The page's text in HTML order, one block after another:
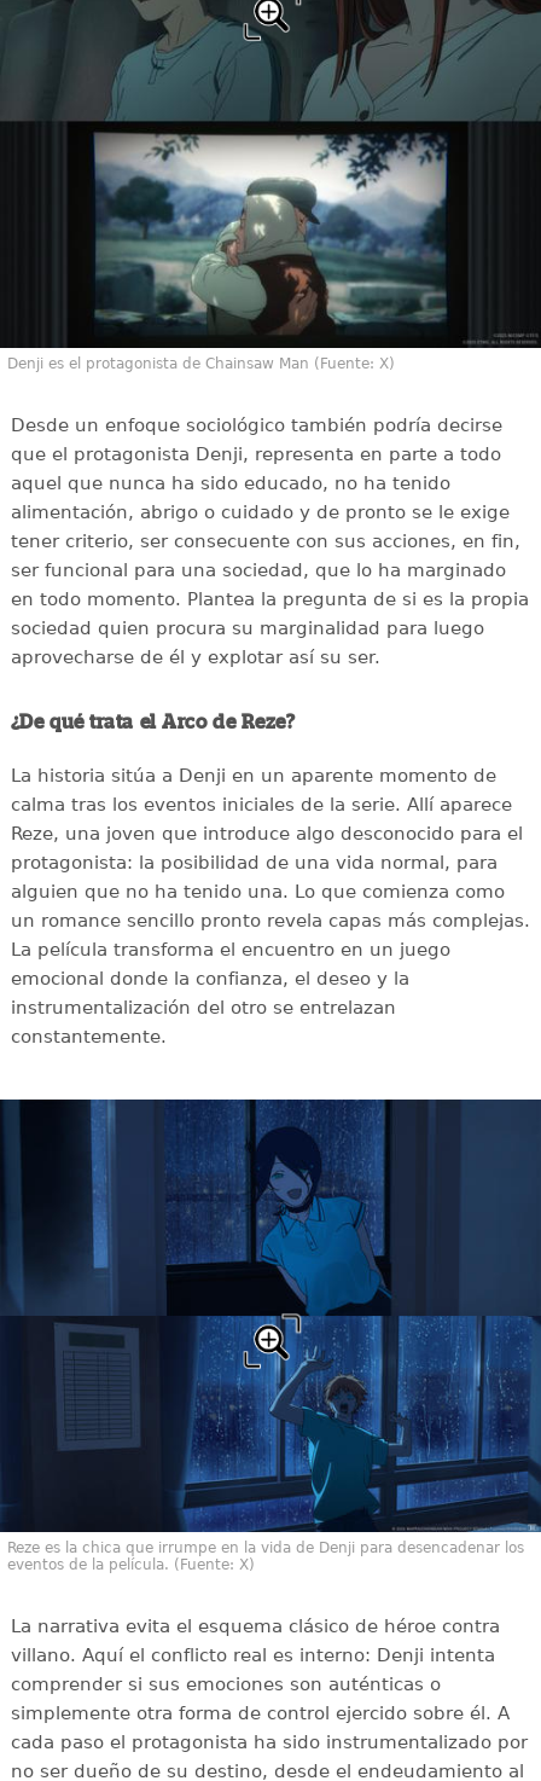
Denji es el protagonista de Chainsaw Man (Fuente: X)
Desde un enfoque sociológico también podría decirse
que el protagonista Denji, representa en parte a todo
aquel que nunca ha sido educado, no ha tenido
alimentación, abrigo o cuidado y de pronto se le exige
tener criterio, ser consecuente con sus acciones, en fin,
ser funcional para una sociedad, que lo ha marginado
en todo momento. Plantea la pregunta de si es la propia
sociedad quien procura su marginalidad para luego
aprovecharse de él y explotar así su ser.
¿De qué trata el Arco de Reze?
La historia sitúa a Denji en un aparente momento de
calma tras los eventos iniciales de la serie. Allí aparece
Reze, una joven que introduce algo desconocido para el
protagonista: la posibilidad de una vida normal, para
alguien que no ha tenido una. Lo que comienza como
un romance sencillo pronto revela capas más complejas.
La película transforma el encuentro en un juego
emocional donde la confianza, el deseo y la
instrumentalización del otro se entrelazan
constantemente.
Reze es la chica que irrumpe en la vida de Denji para desencadenar los
eventos de la película. (Fuente: X)
La narrativa evita el esquema clásico de héroe contra
villano. Aquí el conflicto real es interno: Denji intenta
comprender si sus emociones son auténticas o
simplemente otra forma de control ejercido sobre él. A
cada paso el protagonista ha sido instrumentalizado por
no ser dueño de su destino, desde el endeudamiento al